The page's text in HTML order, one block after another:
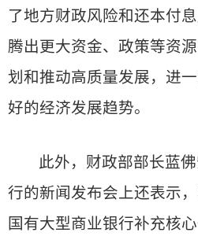
了地方财政风险和还本付
腾出更大资金、政策等资
划和推动高质量发展，进
好的经济发展趋势。
此外，财政部部长蓝
行的新闻发布会上还表示
国有大型商业银行补充核